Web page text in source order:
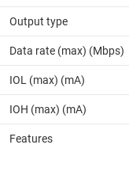
Output type
Data rate (max) (Mbps)
IOL (max) (mA)
IOH (max) (mA)
Features